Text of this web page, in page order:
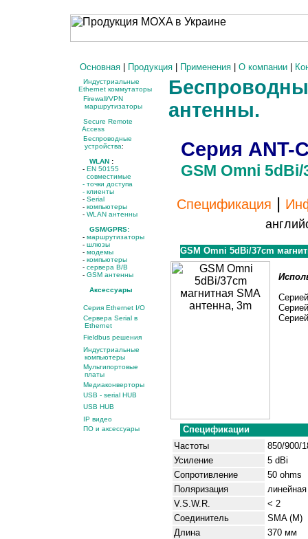
Основная Продукция Применения О компании
Индустриальные
Ethernet коммутаторы
Firewall/VPN
маршрутизаторы
Secure Remote
Access
Беспроводные
устройства:
WLAN :
- EN 50155
совместимые
- точки доступа
- клиенты
- Serial
- компьютеры
- WLAN антенны
GSM/GPRS:
- маршрутизаторы
- шлюзы
- модемы
- компьютеры
- сервера В/В
- GSM антенны
Аксессуары
Серия Ethernet I/O
Сервера Serial в
Ethernet
Fieldbus решения
Индустриальные
компьютеры
Мультипортовые
платы
Медиаконверторы
USB - serial HUB
USB HUB
IP видео
ПО и аксессуары
антенны.
Серия ANT-
GSM Omni
Спецификация |
GSM Omni 5dBi/37cm
Спецификации
Частоты
850/900/
Усиление
5 dBi
Сопротивление
50 ohms
Поляризация
линейная
V.S.W.R.
< 2
Соединитель
SMA (M)
Длина
370 мм